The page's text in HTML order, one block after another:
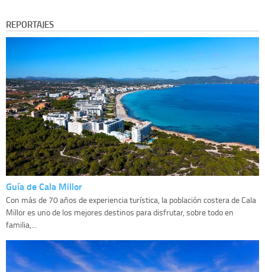
REPORTAJES
Guía de Cala Millor
Con más de 70 años de experiencia turística, la población costera de Cala
Millor es uno de los mejores destinos para disfrutar, sobre todo en
familia,...